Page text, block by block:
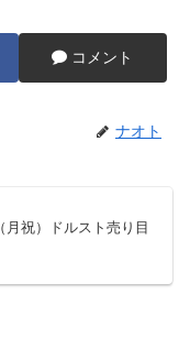
コメント
ナオト
月祝）ドルスト売り目